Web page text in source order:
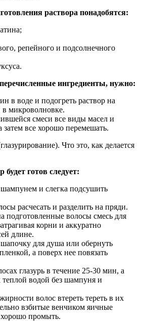
раствора понадобятся:
репейного и подсолнечного
ингредиенты, нужно:
в воде и подогреть раствор на
микроволновке.
смеси все виды масел и
затем все хорошо перемешать.
будет готов следует:
и слегка подсушить
расчесать и разделить на пряди.
подготовленные волосы смесь для
корни и аккуратно
длине.
для душа или обернуть
а поверх нее повязать
глазурь в течение 25-30 мин, а
водой без шампуня и
волос втереть тереть в их
взбитые венчиком яичные
промыть.